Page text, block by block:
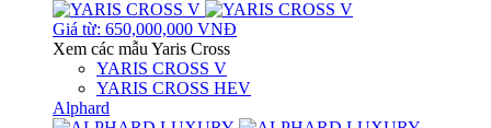
Giá từ: 650,000,000 VNĐ
Xem các mẫu Yaris Cross
YARIS CROSS V
YARIS CROSS HEV
Alphard